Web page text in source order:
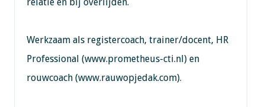
Werkzaam als registercoach, trainer/docent, HR
Professional (www.prometheus-cti.nl) en
rouwcoach (www.rauwopjedak.com).